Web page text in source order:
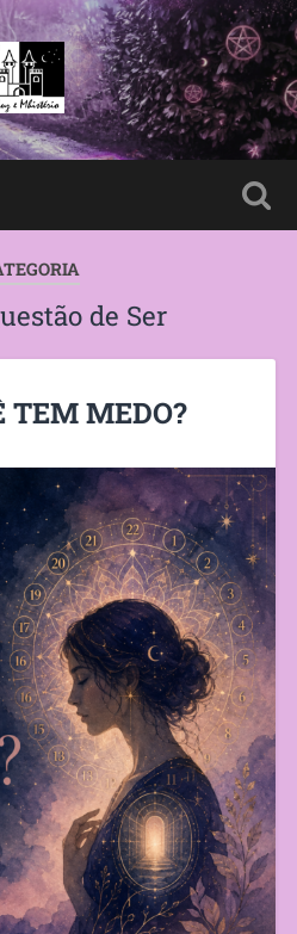
de Ser
TEM MEDO?